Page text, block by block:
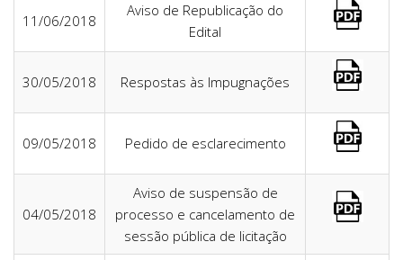
11/06/2018
Aviso de Republicação do
Edital
30/05/2018 Respostas às Impugnações
09/05/2018 Pedido de esclarecimento
04/05/2018
Aviso de suspensão de
processo e cancelamento de
sessão pública de licitação